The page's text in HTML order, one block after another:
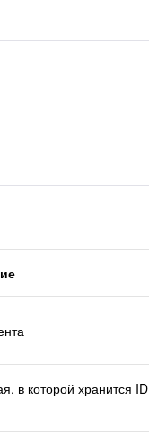
в которой хранится ID